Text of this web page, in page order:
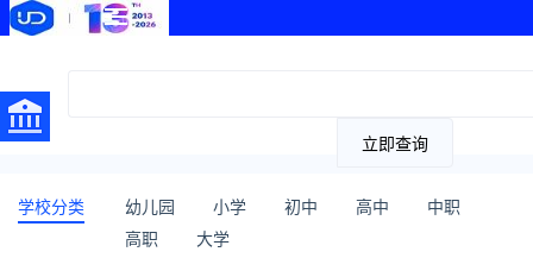
立即查询
学校分类 幼儿园 小学 初中 高中
中职
高职
大学